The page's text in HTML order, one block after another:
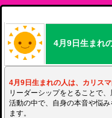
4月9日生まれ
4月9日生まれの人は、カリス
リーダーシップをとることで
活動の中で、自身の本音や悩
ます。